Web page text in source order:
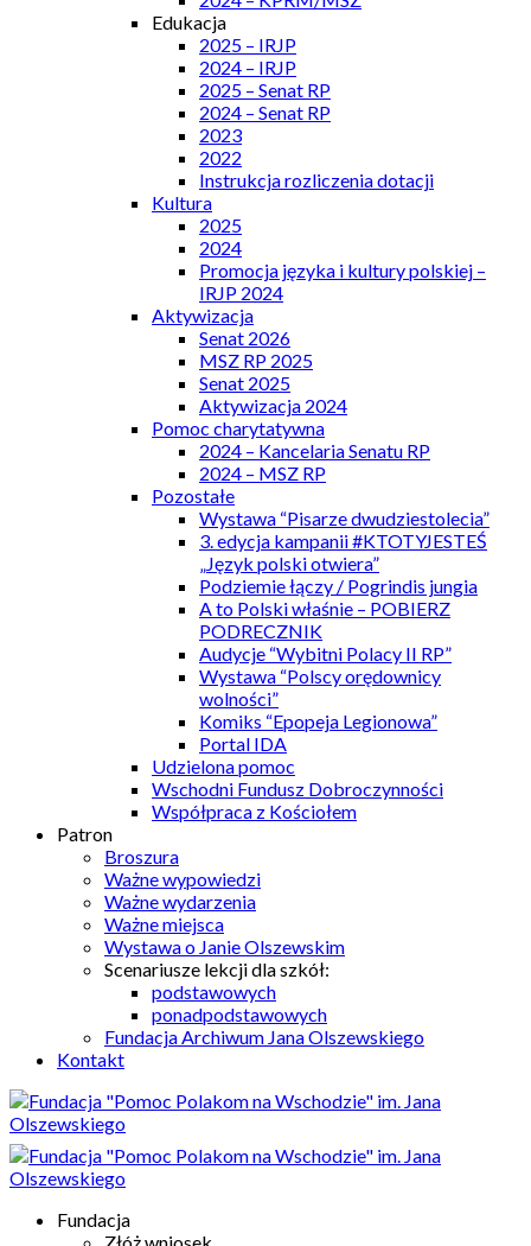
Edukacja
2025 – IRJP
2024 – IRJP
2025 – Senat RP
2024 – Senat RP
2023
2022
Instrukcja rozliczenia dotacji
Kultura
2025
2024
Promocja języka i kultury polskiej –
IRJP 2024
Aktywizacja
Senat 2026
MSZ RP 2025
Senat 2025
Aktywizacja 2024
Pomoc charytatywna
2024 – Kancelaria Senatu RP
2024 – MSZ RP
Pozostałe
Wystawa “Pisarze dwudziestolecia”
3. edycja kampanii #KTOTYJESTEŚ
„Język polski otwiera”
Podziemie łączy / Pogrindis jungia
A to Polski właśnie – POBIERZ
PODRECZNIK
Audycje “Wybitni Polacy II RP”
Wystawa “Polscy orędownicy
wolności”
Komiks “Epopeja Legionowa”
Portal IDA
Udzielona pomoc
Wschodni Fundusz Dobroczynności
Współpraca z Kościołem
Patron
Broszura
Ważne wypowiedzi
Ważne wydarzenia
Ważne miejsca
Wystawa o Janie Olszewskim
Scenariusze lekcji dla szkół:
podstawowych
ponadpodstawowych
Fundacja Archiwum Jana Olszewskiego
Kontakt
Fundacja